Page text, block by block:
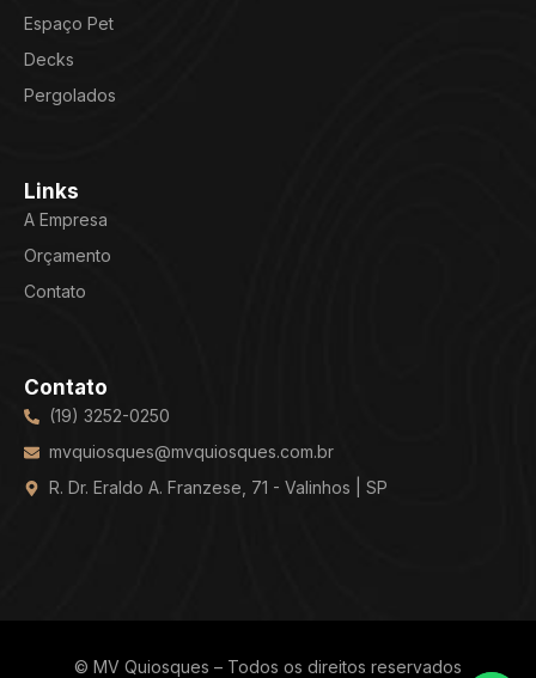
Espaço Pet
Decks
Pergolados
Links
A Empresa
Orçamento
Contato
Contato
(19) 3252-0250
mvquiosques@mvquiosques.com.br
R. Dr. Eraldo A. Franzese, 71 - Valinhos | SP
© MV Quiosques – Todos os direitos reservados